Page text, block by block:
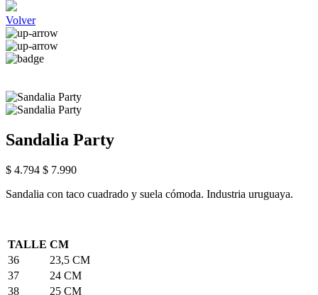
Volver
Sandalia Party
$ 4.794 $ 7.990
Sandalia con taco cuadrado y suela cómoda. Industria uruguaya.
TALLE CM
36
23,5 CM
37
24 CM
38
25 CM